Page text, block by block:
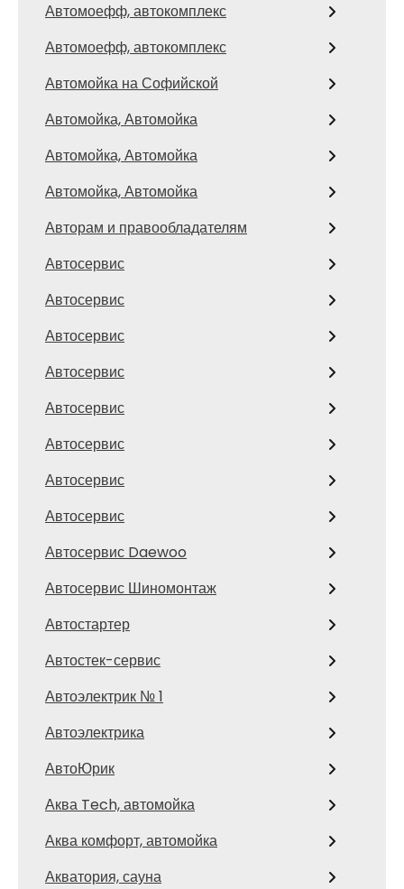
Автомоефф, автокомплекс
Автомоефф, автокомплекс
Автомойка на Софийской
Автомойка, Автомойка
Автомойка, Автомойка
Автомойка, Автомойка
Авторам и правообладателям
Автосервис
Автосервис
Автосервис
Автосервис
Автосервис
Автосервис
Автосервис
Автосервис
Автосервис Daewoo
Автосервис Шиномонтаж
Автостартер
Автостек-сервис
Автоэлектрик № 1
Автоэлектрика
АвтоЮрик
Аква Tech, автомойка
Аква комфорт, автомойка
Акватория, сауна